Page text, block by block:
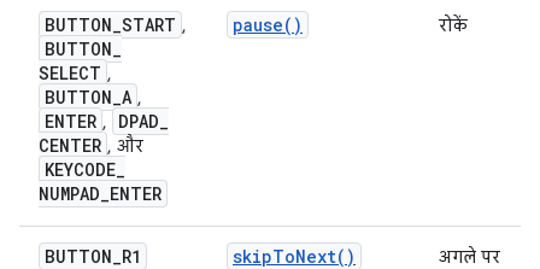
BUTTON_START ,
BUTTON_
SELECT ,
BUTTON_A ,
ENTER , DPAD_
CENTER , और
KEYCODE_
NUMPAD_ENTER
pause() रोकें
BUTTON_R1 skipToNext()
अगले पर